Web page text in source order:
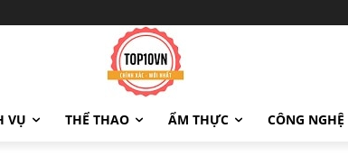
VỤ THỂ THAO ẨM THỰC CÔNG NGHỆ